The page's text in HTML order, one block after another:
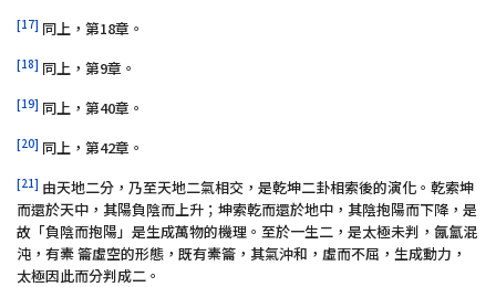
[17] 同上，第18章。
[18] 同上，第9章。
[19] 同上，第40章。
[20] 同上，第42章。
[21] 由天地二分，乃至天地二氣相交，是乾坤二卦相索後的演化。乾索坤
而還於天中，其陽負陰而上升；坤索乾而還於地中，其陰抱陽而下降，是
故「負陰而抱陽」是生成萬物的機理。至於一生二，是太極未判，氤氳混
沌，有橐 籥虛空的形態，既有橐籥，其氣沖和，虛而不屈，生成動力，
太極因此而分判成二。